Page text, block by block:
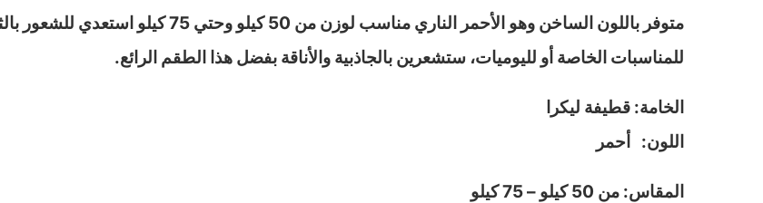
متوفر باللون الساخن وهو الأحمر الناري
للمناسبات الخاصة أو لليوميات، ستشعرين بالجاذبية والأناقة بفضل هذا الطقم الرائع.
الخامة: قطيفة ليكرا
اللون: أحمر
المقاس: من 50 كيلو – 75 كيلو